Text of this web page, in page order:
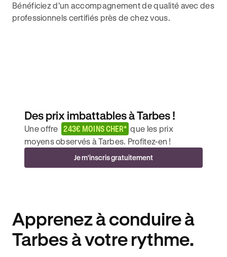
Bénéficiez d’un accompagnement de qualité avec des
professionnels certifiés près de chez vous.
Des prix imbattables à Tarbes !
Une offre 243€ MOINS CHER* que les prix
moyens observés à Tarbes. Profitez-en !
Je m'inscris gratuitement
Apprenez à conduire à
Tarbes à votre rythme.